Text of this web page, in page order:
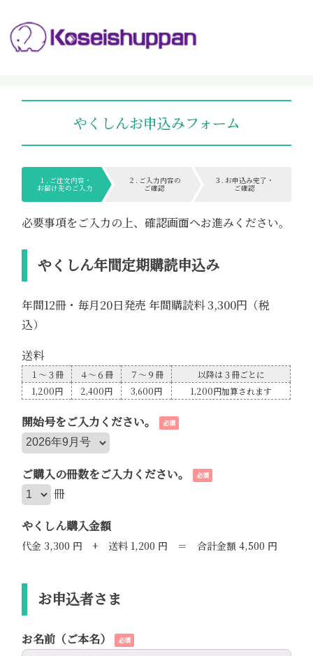
やくしんお申込みフォーム
１. ご注文内容・
お届け先のご入力
２. ご入力内容の
ご確認
３. お申込み完了・
ご確認
必要事項をご入力の上、確認画面へお進みください。
やくしん年間定期購読申込み
年間12冊・毎月20日発売 年間購読料 3,300円（税
込）
送料
１～３冊 ４～６冊 ７～９冊
以降は３冊ごとに
1,200円
2,400円 3,600円 1,200円加算されます
開始号をご入力ください。 必須
ご購入の冊数をご入力ください。 必須
冊
やくしん購入金額
代金 3,300 円 + 送料 1,200 円 ＝ 合計金額 4,500 円
お申込者さま
お名前（ご本名） 必須